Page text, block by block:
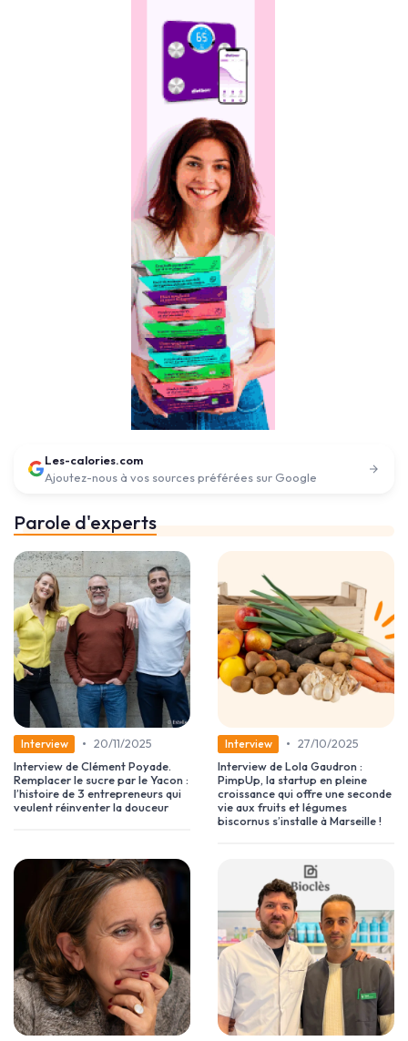
Les-calories.com
Ajoutez-nous à vos sources préférées sur Google
Parole d'experts
Interview • 20/11/2025
Interview de Clément Poyade.
Remplacer le sucre par le Yacon :
l’histoire de 3 entrepreneurs qui
veulent réinventer la douceur
Interview • 27/10/2025
Interview de Lola Gaudron :
PimpUp, la startup en pleine
croissance qui offre une seconde
vie aux fruits et légumes
biscornus s’installe à Marseille !